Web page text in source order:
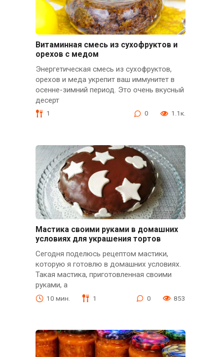
Витаминная смесь из сухофруктов и
орехов с медом
Энергетическая смесь из сухофруктов,
орехов и меда укрепит ваш иммунитет в
осенне-зимний период. Это очень вкусный
десерт
1 0 1.1к.
Мастика своими руками в домашних
условиях для украшения тортов
Сегодня поделюсь рецептом мастики,
которую я готовлю в домашних условиях.
Такая мастика, приготовленная своими
руками, а
10 мин. 1 0 853